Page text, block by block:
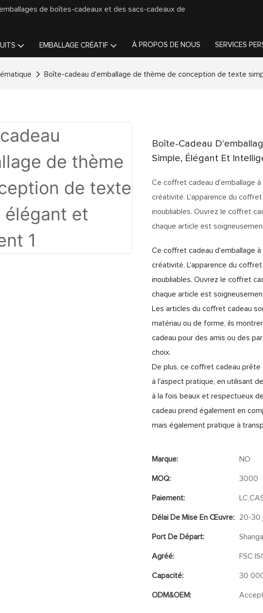
de boîtes-cadeaux et des sacs-cadeaux de
EMBALLAGE CRÉATIF À PROPOS DE NOUS SERVICES
Boîte-cadeau d'emballage de thème de conception de texte
Boîte-Cadeau
Simple, Élégant Et
Ce coffret cadeau d'emballage
créativité. L'apparence du
inoubliables. Ouvrez le coffret
chaque article est
Ce coffret cadeau d'emballage
créativité. L'apparence du
inoubliables. Ouvrez le coffret
chaque article est
Les articles du coffret cadeau
matériau ou de forme, ils
cadeau pour des amis ou des
choix.
De plus, ce coffret cadeau
à l'aspect pratique, en utilisant
à la fois beaux et respectueux
cadeau prend également en
mais également pratique à
Marque: NO
MOQ: 3000
Paiement:
Délai De Mise En Œuvre: 20-30
Port De Départ:
Agréé: FSC
Capacité: 30
ODM&OEM: